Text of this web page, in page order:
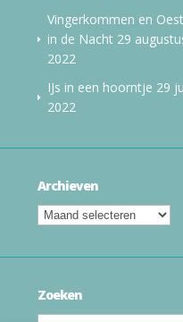
Vingerkommen en
in de Nacht 29
2022
IJs in een hoorntje 29
2022
Archieven
Zoeken